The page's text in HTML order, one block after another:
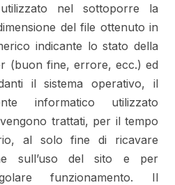
nel sottoporre la
del file ottenuto in
indicante lo stato della
(buon fine, errore, ecc.) ed
il sistema operativo, il
informatico utilizzato
vengono trattati, per il tempo
al solo fine di ricavare
sull’uso del sito e per
funzionamento. Il